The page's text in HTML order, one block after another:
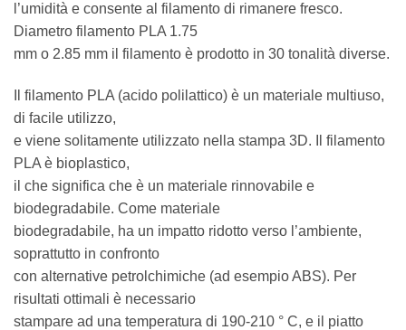
l’umidità e consente al filamento di rimanere fresco.
Diametro filamento PLA 1.75
mm o 2.85 mm il filamento è prodotto in 30 tonalità diverse.
Il filamento PLA (acido polilattico) è un materiale multiuso,
di facile utilizzo,
e viene solitamente utilizzato nella stampa 3D. Il filamento
PLA è bioplastico,
il che significa che è un materiale rinnovabile e
biodegradabile. Come materiale
biodegradabile, ha un impatto ridotto verso l’ambiente,
soprattutto in confronto
con alternative petrolchimiche (ad esempio ABS). Per
risultati ottimali è necessario
stampare ad una temperatura di 190-210 ° C, e il piatto